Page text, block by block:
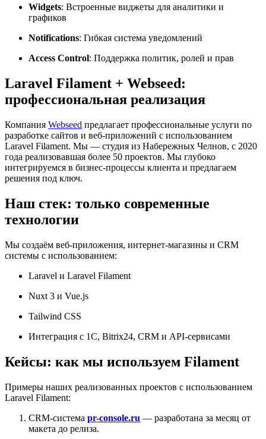
Widgets: Встроенные виджеты для аналитики и
графиков
Notifications: Гибкая система уведомлений
Access Control: Поддержка политик, ролей и прав
Laravel Filament + Webseed:
профессиональная реализация
Компания Webseed предлагает профессиональные услуги по
разработке сайтов и веб-приложений с использованием
Laravel Filament. Мы — студия из Набережных Челнов, с 2020
года реализовавшая более 50 проектов. Мы глубоко
интегрируемся в бизнес-процессы клиента и предлагаем
решения под ключ.
Наш стек: только современные
технологии
Мы создаём веб-приложения, интернет-магазины и CRM
системы с использованием:
Laravel и Laravel Filament
Nuxt 3 и Vue.js
Tailwind CSS
Интеграция с 1С, Bitrix24, CRM и API-сервисами
Кейсы: как мы используем Filament
Примеры наших реализованных проектов с использованием
Laravel Filament:
CRM-система pr-console.ru — разработана за месяц от
макета до релиза.